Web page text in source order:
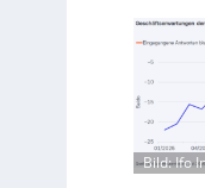
Bild: Ifo